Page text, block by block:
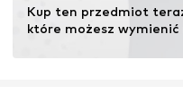
Kup ten przedmiot
które możesz wymienić